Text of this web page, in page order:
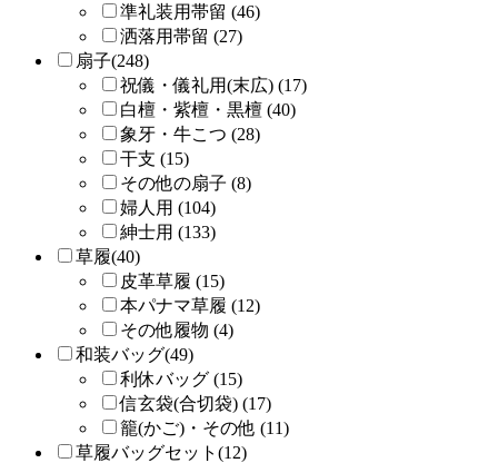
準礼装用帯留 (46)
洒落用帯留 (27)
扇子(248)
祝儀・儀礼用(末広) (17)
白檀・紫檀・黒檀 (40)
象牙・牛こつ (28)
干支 (15)
その他の扇子 (8)
婦人用 (104)
紳士用 (133)
草履(40)
皮革草履 (15)
本パナマ草履 (12)
その他履物 (4)
和装バッグ(49)
利休バッグ (15)
信玄袋(合切袋) (17)
籠(かご)・その他 (11)
草履バッグセット(12)